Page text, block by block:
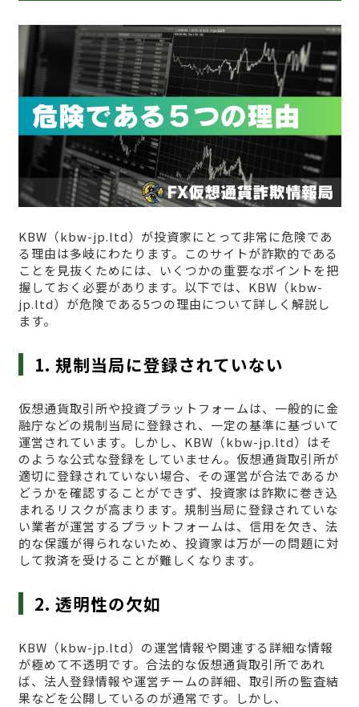
KBW（kbw-jp.ltd）が投資家にとって非常に危険であ
る理由は多岐にわたります。このサイトが詐欺的である
ことを見抜くためには、いくつかの重要なポイントを把
握しておく必要があります。以下では、KBW（kbw-
jp.ltd）が危険である5つの理由について詳しく解説し
ます。
1. 規制当局に登録されていない
仮想通貨取引所や投資プラットフォームは、一般的に金
融庁などの規制当局に登録され、一定の基準に基づいて
運営されています。しかし、KBW（kbw-jp.ltd）はそ
のような公式な登録をしていません。仮想通貨取引所が
適切に登録されていない場合、その運営が合法であるか
どうかを確認することができず、投資家は詐欺に巻き込
まれるリスクが高まります。規制当局に登録されていな
い業者が運営するプラットフォームは、信用を欠き、法
的な保護が得られないため、投資家は万が一の問題に対
して救済を受けることが難しくなります。
2. 透明性の欠如
KBW（kbw-jp.ltd）の運営情報や関連する詳細な情報
が極めて不透明です。合法的な仮想通貨取引所であれ
ば、法人登録情報や運営チームの詳細、取引所の監査結
果などを公開しているのが通常です。しかし、